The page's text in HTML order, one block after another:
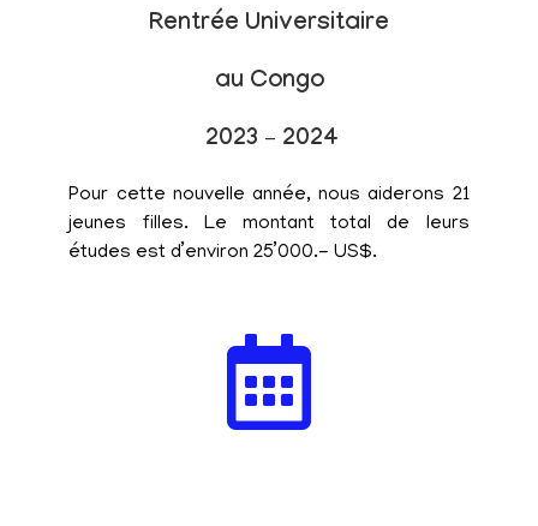
Rentrée Universitaire
au Congo
2023 – 2024
Pour cette nouvelle année, nous aiderons 21
jeunes filles. Le montant total de leurs
études est d’environ 25’000.- US$.